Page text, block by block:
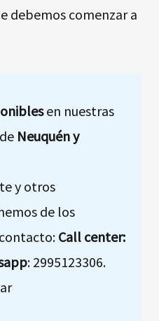
debemos comenzar a
en nuestras
Neuquén y
y otros
de los
Call center:
: 2995123306.